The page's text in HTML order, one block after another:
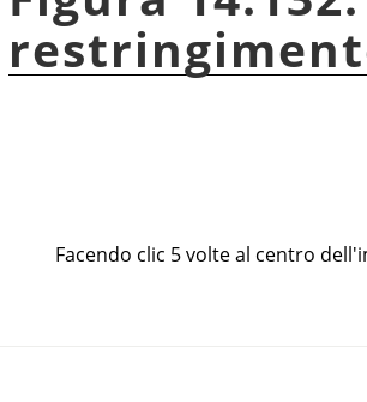
Facendo clic 5 volte al centro